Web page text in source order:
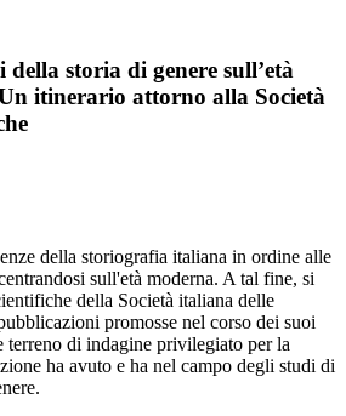
della storia di genere sull’età
itinerario attorno alla Società
della storiografia italiana in ordine alle
sull'età moderna. A tal fine, si
della Società italiana delle
promosse nel corso dei suoi
terreno di indagine privilegiato per la
ha avuto e ha nel campo degli studi di